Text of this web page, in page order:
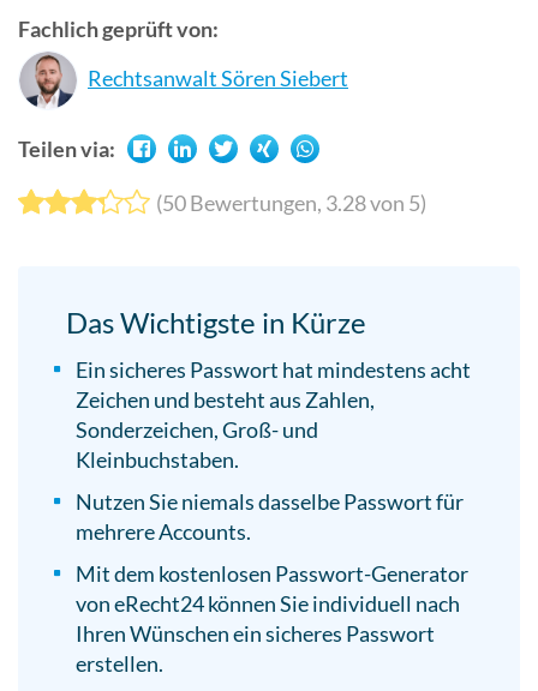
Fachlich geprüft von:
Rechtsanwalt Sören Siebert
Teilen via:
(50Bewertungen, 3.28von 5)
Das Wichtigste in Kürze
Ein sicheres Passwort hat mindestens acht
Zeichen und besteht aus Zahlen,
Sonderzeichen, Groß- und
Kleinbuchstaben.
Nutzen Sie niemals dasselbe Passwort für
mehrere Accounts.
Mit dem kostenlosen Passwort-Generator
von eRecht24 können Sie individuell nach
Ihren Wünschen ein sicheres Passwort
erstellen.